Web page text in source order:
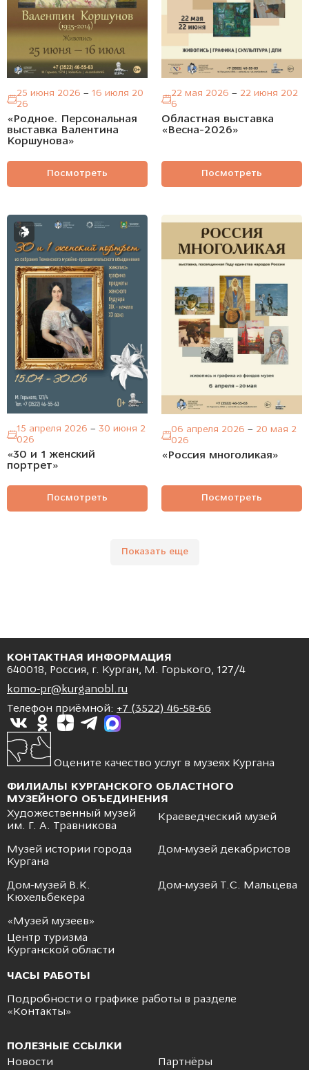
25 июня 2026 – 16 июля 20
26
«Родное. Персональная
выставка Валентина
Коршунова»
Посмотреть
22 мая 2026 – 22 июня 202
6
Областная выставка
«Весна-2026»
Посмотреть
15 апреля 2026 – 30 июня 2
026
«30 и 1 женский
портрет»
Посмотреть
06 апреля 2026 – 20 мая 2
026
«Россия многоликая»
Посмотреть
Показать еще
КОНТАКТНАЯ ИНФОРМАЦИЯ
640018, Россия, г. Курган, М. Горького, 127/4
komo-pr@kurganobl.ru
Телефон приёмной: +7 (3522) 46-58-66
Оцените качество услуг в музеях Кургана
ФИЛИАЛЫ КУРГАНСКОГО ОБЛАСТНОГО
МУЗЕЙНОГО ОБЪЕДИНЕНИЯ
Художественный музей
им. Г. А. Травникова
Краеведческий музей
Музей истории города
Кургана
Дом-музей декабристов
Дом-музей В.К.
Кюхельбекера
Дом-музей Т.С. Мальцева
«Музей музеев»
Центр туризма
Курганской области
ЧАСЫ РАБОТЫ
Подробности о графике работы в разделе
« Контакты»
ПОЛЕЗНЫЕ ССЫЛКИ
Новости
Партнёры